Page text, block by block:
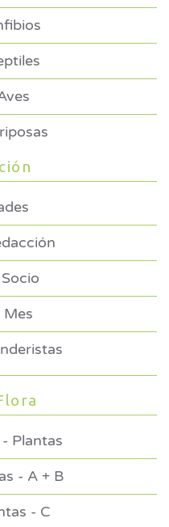
Mes
Plantas
- A + B
- C